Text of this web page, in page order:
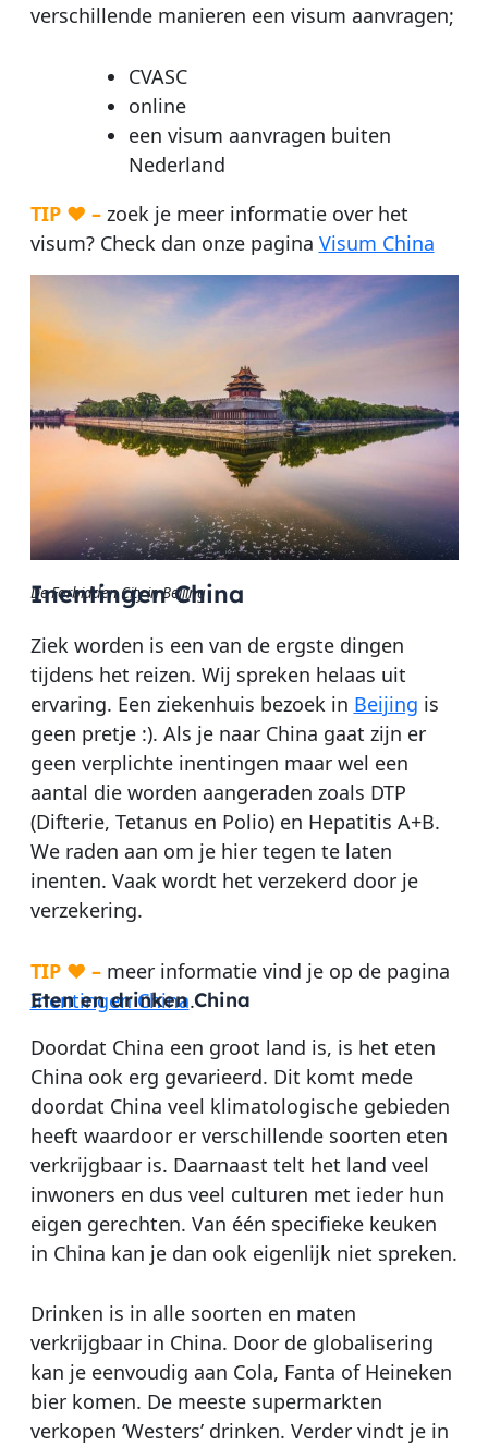
verschillende manieren een visum aanvragen;
CVASC
online
een visum aanvragen buiten
Nederland
TIP ♥ –zoek je meer informatie over het
visum? Check dan onze pagina Visum China
De Forbidden City in Beijing
Inentingen China
Ziek worden is een van de ergste dingen
tijdens het reizen. Wij spreken helaas uit
ervaring. Een ziekenhuis bezoek in Beijing is
geen pretje :). Als je naar China gaat zijn er
geen verplichte inentingen maar wel een
aantal die worden aangeraden zoals DTP
(Difterie, Tetanus en Polio) en Hepatitis A+B.
We raden aan om je hier tegen te laten
inenten. Vaak wordt het verzekerd door je
verzekering.
TIP ♥ –meer informatie vind je op de pagina
Inentingen China.
Eten en drinken China
Doordat China een groot land is, is het eten
China ook erg gevarieerd. Dit komt mede
doordat China veel klimatologische gebieden
heeft waardoor er verschillende soorten eten
verkrijgbaar is. Daarnaast telt het land veel
inwoners en dus veel culturen met ieder hun
eigen gerechten. Van één specifieke keuken
in China kan je dan ook eigenlijk niet spreken.
Drinken is in alle soorten en maten
verkrijgbaar in China. Door de globalisering
kan je eenvoudig aan Cola, Fanta of Heineken
bier komen. De meeste supermarkten
verkopen ‘Westers’ drinken. Verder vindt je in